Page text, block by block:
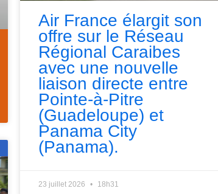
Air France élargit son
offre sur le Réseau
Régional Caraibes
avec une nouvelle
liaison directe entre
Pointe-à-Pitre
(Guadeloupe) et
Panama City
(Panama).
23 juillet 2026 18h31